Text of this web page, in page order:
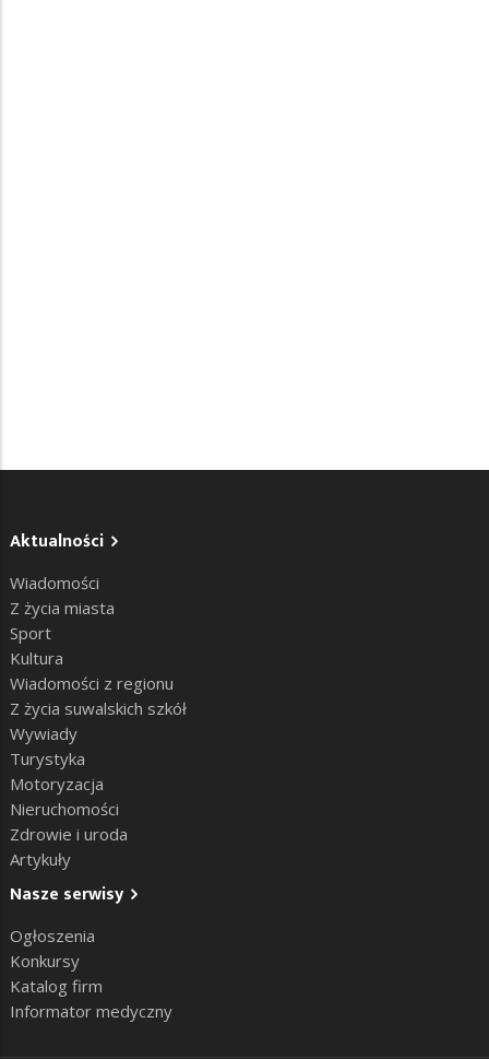
Aktualności
Wiadomości
Z życia miasta
Sport
Kultura
Wiadomości z regionu
Z życia suwalskich szkół
Wywiady
Turystyka
Motoryzacja
Nieruchomości
Zdrowie i uroda
Artykuły
Nasze serwisy
Ogłoszenia
Konkursy
Katalog firm
Informator medyczny